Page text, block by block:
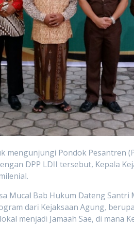
mengunjungi Pondok Pesantren
DPP LDII tersebut, Kepala
Mucal Bab Hukum Dateng
dari Kejaksaan Agung,
menjadi Jamaah Sae, di mana